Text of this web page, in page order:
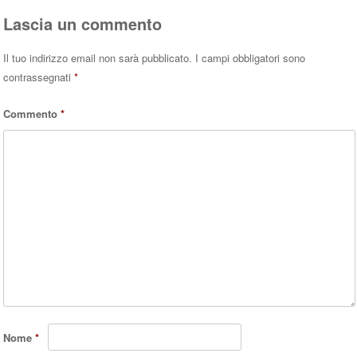
Lascia un commento
Il tuo indirizzo email non sarà pubblicato. I campi obbligatori sono
contrassegnati*
Commento*
Nome*